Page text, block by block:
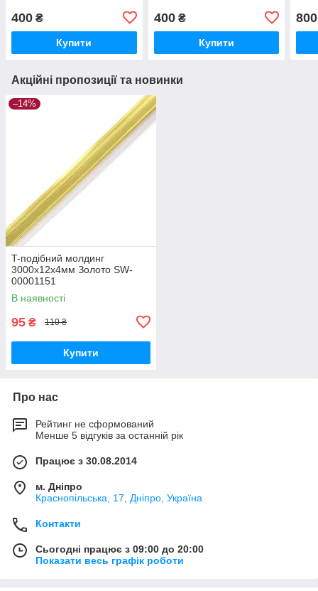
400 ₴
Купити
400₴
Купити
800
Акційні пропозиції та новинки
–14%
T-подібний молдинг
3000х12х4мм Золото SW-
00001151
В наявності
95 ₴ 110 ₴
Купити
Про нас
Рейтинг не сформований
Менше 5 відгуків за останній рік
Працює з 30.08.2014
м. Дніпро
Краснопільська, 17, Дніпро, Україна
Контакти
Сьогодні працює з 09:00 до 20:00
Показати весь графік роботи